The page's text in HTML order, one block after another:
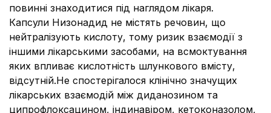
повинні знаходитися під наглядом лікаря.
Капсули Низонадид не містять речовин, що
нейтралізують кислоту, тому ризик взаємодії з
іншими лікарськими засобами, на всмоктування
яких впливає кислотність шлункового вмісту,
відсутній.Не спостерігалося клінічно значущих
лікарських взаємодій між диданозином та
ципрофлоксацином, індинавіром, кетоконазолом,